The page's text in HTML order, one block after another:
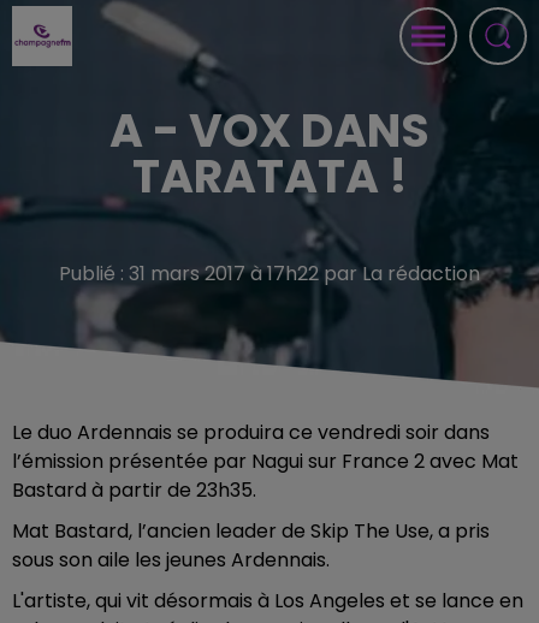
A - VOX DANS
TARATATA !
Publié : 31 mars 2017 à 17h22 par La rédaction
Le duo Ardennais se produira ce vendredi soir dans
l’émission présentée par Nagui sur France 2 avec Mat
Bastard à partir de 23h35.
Mat Bastard, l’ancien leader de Skip The Use, a pris
sous son aile les jeunes Ardennais.
L'artiste, qui vit désormais à Los Angeles et se lance en